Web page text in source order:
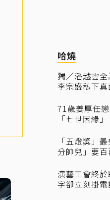
哈燒
獨／潘越雲
李宗盛私下真
71歲姜厚任
「七世因緣
「五燈獎」
分帥兒」要
演藝工會終
字卻立刻掛電